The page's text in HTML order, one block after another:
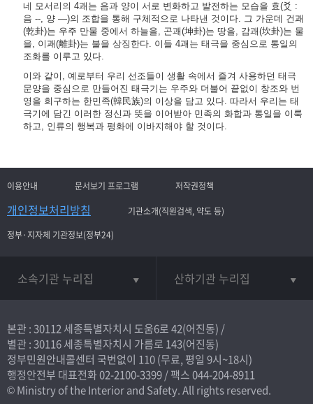
네 모서리의 4괘는 음과 양이 서로 변화하고 발전하는 모습을 효(爻 :
음 --, 양 ―)의 조합을 통해 구체적으로 나타낸 것이다. 그 가운데 건괘
(乾卦)는 우주 만물 중에서 하늘을, 곤괘(坤卦)는 땅을, 감괘(坎卦)는 물
을, 이괘(離卦)는 불을 상징한다. 이들 4괘는 태극을 중심으로 통일의
조화를 이루고 있다.
이와 같이, 예로부터 우리 선조들이 생활 속에서 즐겨 사용하던 태극
문양을 중심으로 만들어진 태극기는 우주와 더불어 끝없이 창조와 번
영을 희구하는 한민족(韓民族)의 이상을 담고 있다. 따라서 우리는 태
극기에 담긴 이러한 정신과 뜻을 이어받아 민족의 화합과 통일을 이룩
하고, 인류의 행복과 평화에 이바지해야 할 것이다.
이용안내 문서보기 프로그램 저작권정책
개인정보처리방침
기관소개(직원검색, 약도 등)
정부·지자체 기관정보(정부24)
소속기관 누리집 산하기관 누리집
본관 : 30112 세종특별자치시 도움6로 42(어진동) /
별관 : 30116 세종특별자치시 가름로 143(어진동)
정부민원안내콜센터 국번없이 110(무료, 평일 9시~18시)
행정안전부 대표전화02-2100-3399/ 팩스 044-204-8911
© Ministry of the Interior and Safety. All rights reserved.